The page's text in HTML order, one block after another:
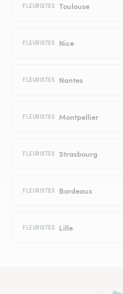
FLEURISTES Toulouse
FLEURISTES Nice
FLEURISTES Nantes
FLEURISTES Montpellier
FLEURISTES Strasbourg
FLEURISTES Bordeaux
FLEURISTES Lille